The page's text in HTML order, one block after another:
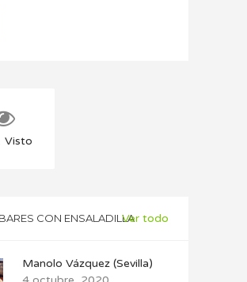
Visto
CON ENSALADILLAVer todo
Manolo Vázquez (Sevilla)